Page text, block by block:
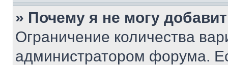
» Почему я не могу
Ограничение количества
администратором форума.